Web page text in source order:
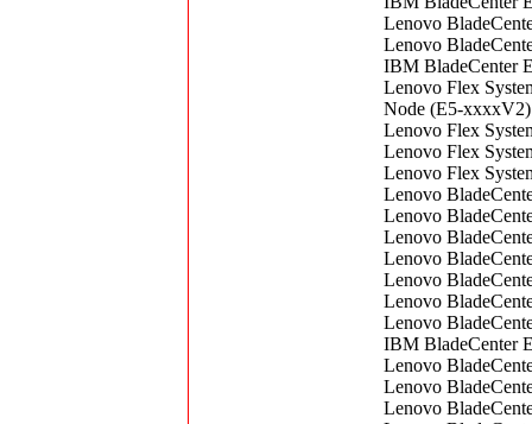
Lenovo
Lenovo
IBM BladeCenter
Lenovo Flex
Node (E5-xxxxV2)
Lenovo Flex
Lenovo Flex
Lenovo Flex
Lenovo
Lenovo
Lenovo
Lenovo
Lenovo
Lenovo
Lenovo
IBM BladeCenter
Lenovo
Lenovo
Lenovo